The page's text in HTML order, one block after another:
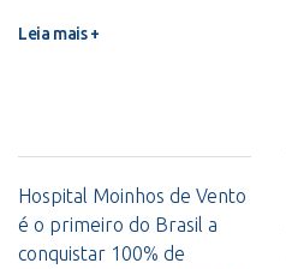
Leia mais +
Hospital Moinhos de Vento
é o primeiro do Brasil a
conquistar 100% de